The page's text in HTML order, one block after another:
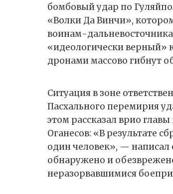
бомбовый удар по
«Волки Да Винчи»,
воинам-
«идеологически верный»
дронами массово гибнут
Ситуация в зоне
Пасхального перемирия
этом рассказал врио
Оганесов: «В результате
один человек», — написал
обнаружено и
неразорвавшимися